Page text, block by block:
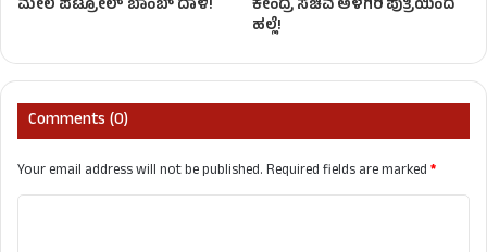
ಮೇಲೆ ಪೆಟ್ರೋಲ್ ಬಾಂಬ್ ದಾಳಿ!
ಕೇಂದ್ರ ಸಚಿವ ಅಳಗಿರಿ ಪುತ್ರಿಯಿಂದ
ಹಲ್ಲೆ!
Comments (0)
Your email address will not be published.Required fields are marked*